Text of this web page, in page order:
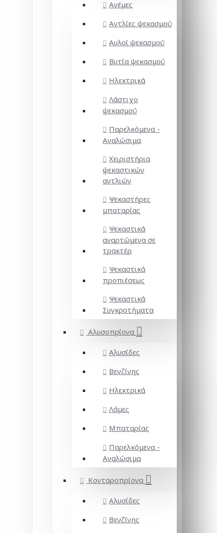
Ανέμες
Αντλίες ψεκασμού
Αυλοί ψεκασμού
Βυτία ψεκασμού
Ηλεκτρικά
Λάστιχο
ψεκασμού
Παρελκόμενα -
Αναλώσιμα
Χειριστήρια
ψεκαστικών
αντλιών
Ψεκαστήρες
μπαταρίας
Ψεκαστικά
αναρτώμενα σε
τρακτέρ
Ψεκαστικά
προπιέσεως
Ψεκαστικά
Συγκροτήματα
Αλυσοπρίονα
Αλυσίδες
Βενζίνης
Ηλεκτρικά
Λάμες
Μπαταρίας
Παρελκόμενα -
Αναλώσιμα
Κονταροπρίονα
Αλυσίδες
Βενζίνης